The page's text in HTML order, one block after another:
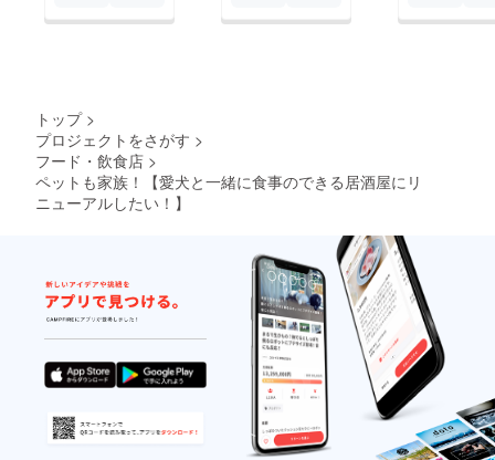
トップ >
プロジェクトをさがす >
フード・飲食店 >
ペットも家族！【愛犬と一緒に食事のできる居酒屋にリ
ニューアルしたい！】